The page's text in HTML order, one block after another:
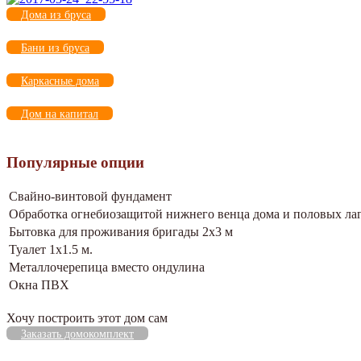
Дома из бруса
Бани из бруса
Каркасные дома
Дом на капитал
Популярные опции
Свайно-винтовой фундамент
Обработка огнебиозащитой нижнего венца дома и половых
Бытовка для проживания бригады 2х3 м
Туалет 1х1.5 м.
Металлочерепица вместо ондулина
Окна ПВХ
Хочу построить этот дом сам
Заказать домокомплект